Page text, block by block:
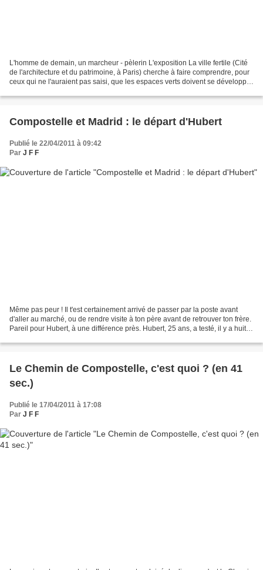
L'homme de demain, un marcheur - pèlerin L'exposition La ville fertile (Cité
de l'architecture et du patrimoine, à Paris) cherche à faire comprendre, pour
ceux qui ne l'auraient pas saisi, que les espaces verts doivent se développer
Compostelle et Madrid : le départ d'Hubert
Publié le 22/04/2011 à 09:42
Par J F F
Même pas peur ! Il t'est certainement arrivé de passer par la poste avant
d'aller au marché, ou de rendre visite à ton père avant de retrouver ton frère.
Pareil pour Hubert, à une différence près. Hubert, 25 ans, a testé, il y a huit
Le Chemin de Compostelle, c'est quoi ? (en 41
sec.)
Publié le 17/04/2011 à 17:08
Par J F F